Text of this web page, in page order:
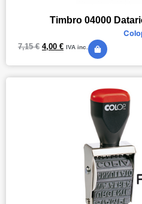
Timbro 04000
7,15€ 4,00 € IVA inc.